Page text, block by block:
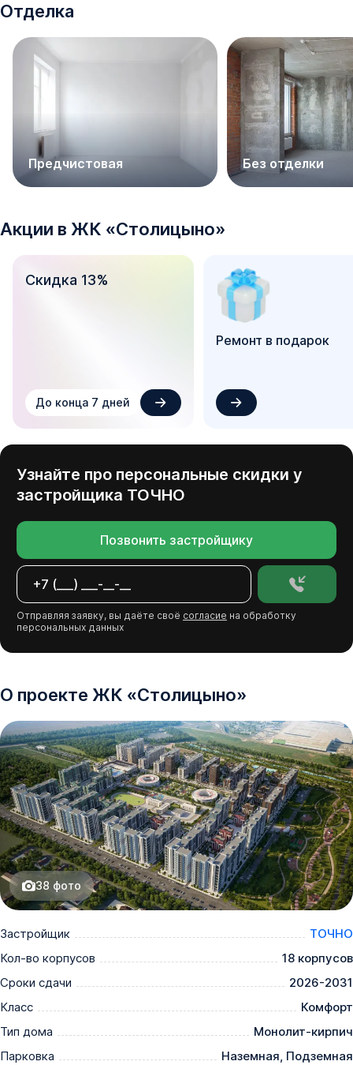
Отделка
Предчистовая Без отделки
Акции в ЖК «Столицыно»
Скидка 13%
До конца 7 дней
Ремонт в подарок
Узнайте про персональные скидки у
застройщика ТОЧНО
Позвонить застройщику
Отправляя заявку, вы даёте своё согласие на обработку
персональных данных
О проекте ЖК «Столицыно»
38 фото
Застройщик
ТОЧНО
Кол-во корпусов
18 корпусов
Сроки сдачи
2026-2031
Класс
Комфорт
Тип дома
Монолит-кирпич
Парковка
Наземная, Подземная